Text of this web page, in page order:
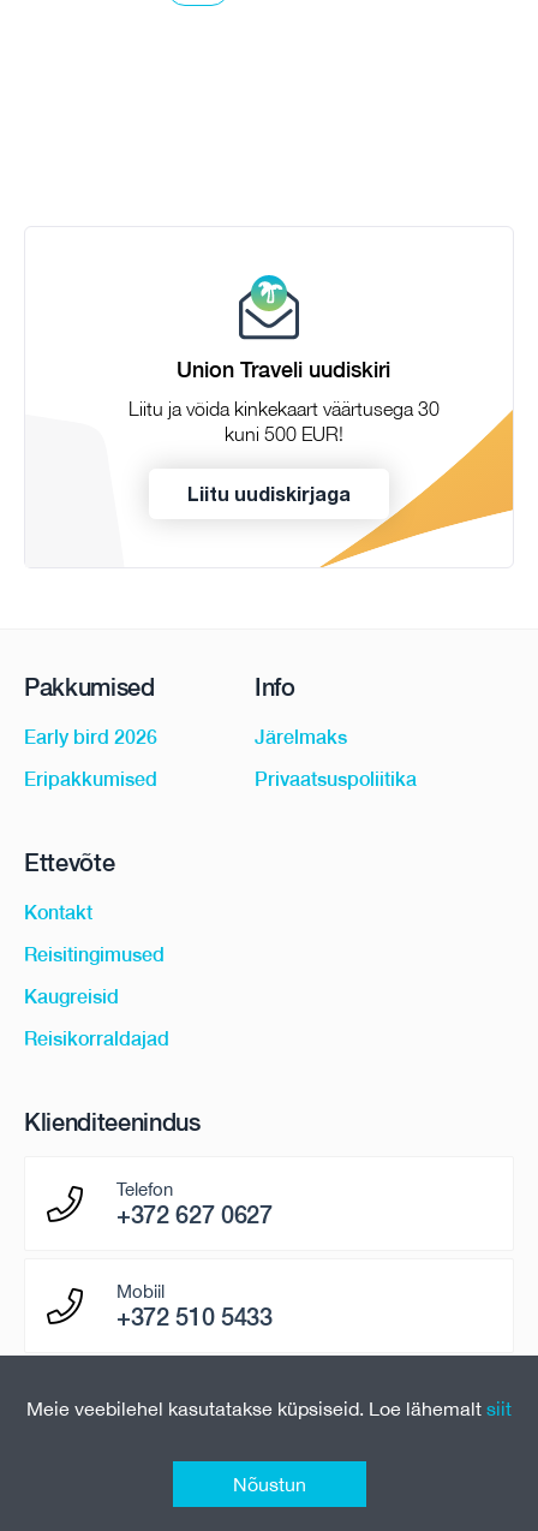
Union Traveli uudiskiri
Liitu ja võida kinkekaart väärtusega 30
kuni 500 EUR!
Liitu uudiskirjaga
Pakkumised
Early bird 2026
Eripakkumised
Info
Järelmaks
Privaatsuspoliitika
Ettevõte
Kontakt
Reisitingimused
Kaugreisid
Reisikorraldajad
Klienditeenindus
Telefon
+372 627 0627
Mobiil
+372 510 5433
paring@uniontravel.ee
Meie veebilehel kasutatakse küpsiseid. Loe lähemalt siit
Nõustun